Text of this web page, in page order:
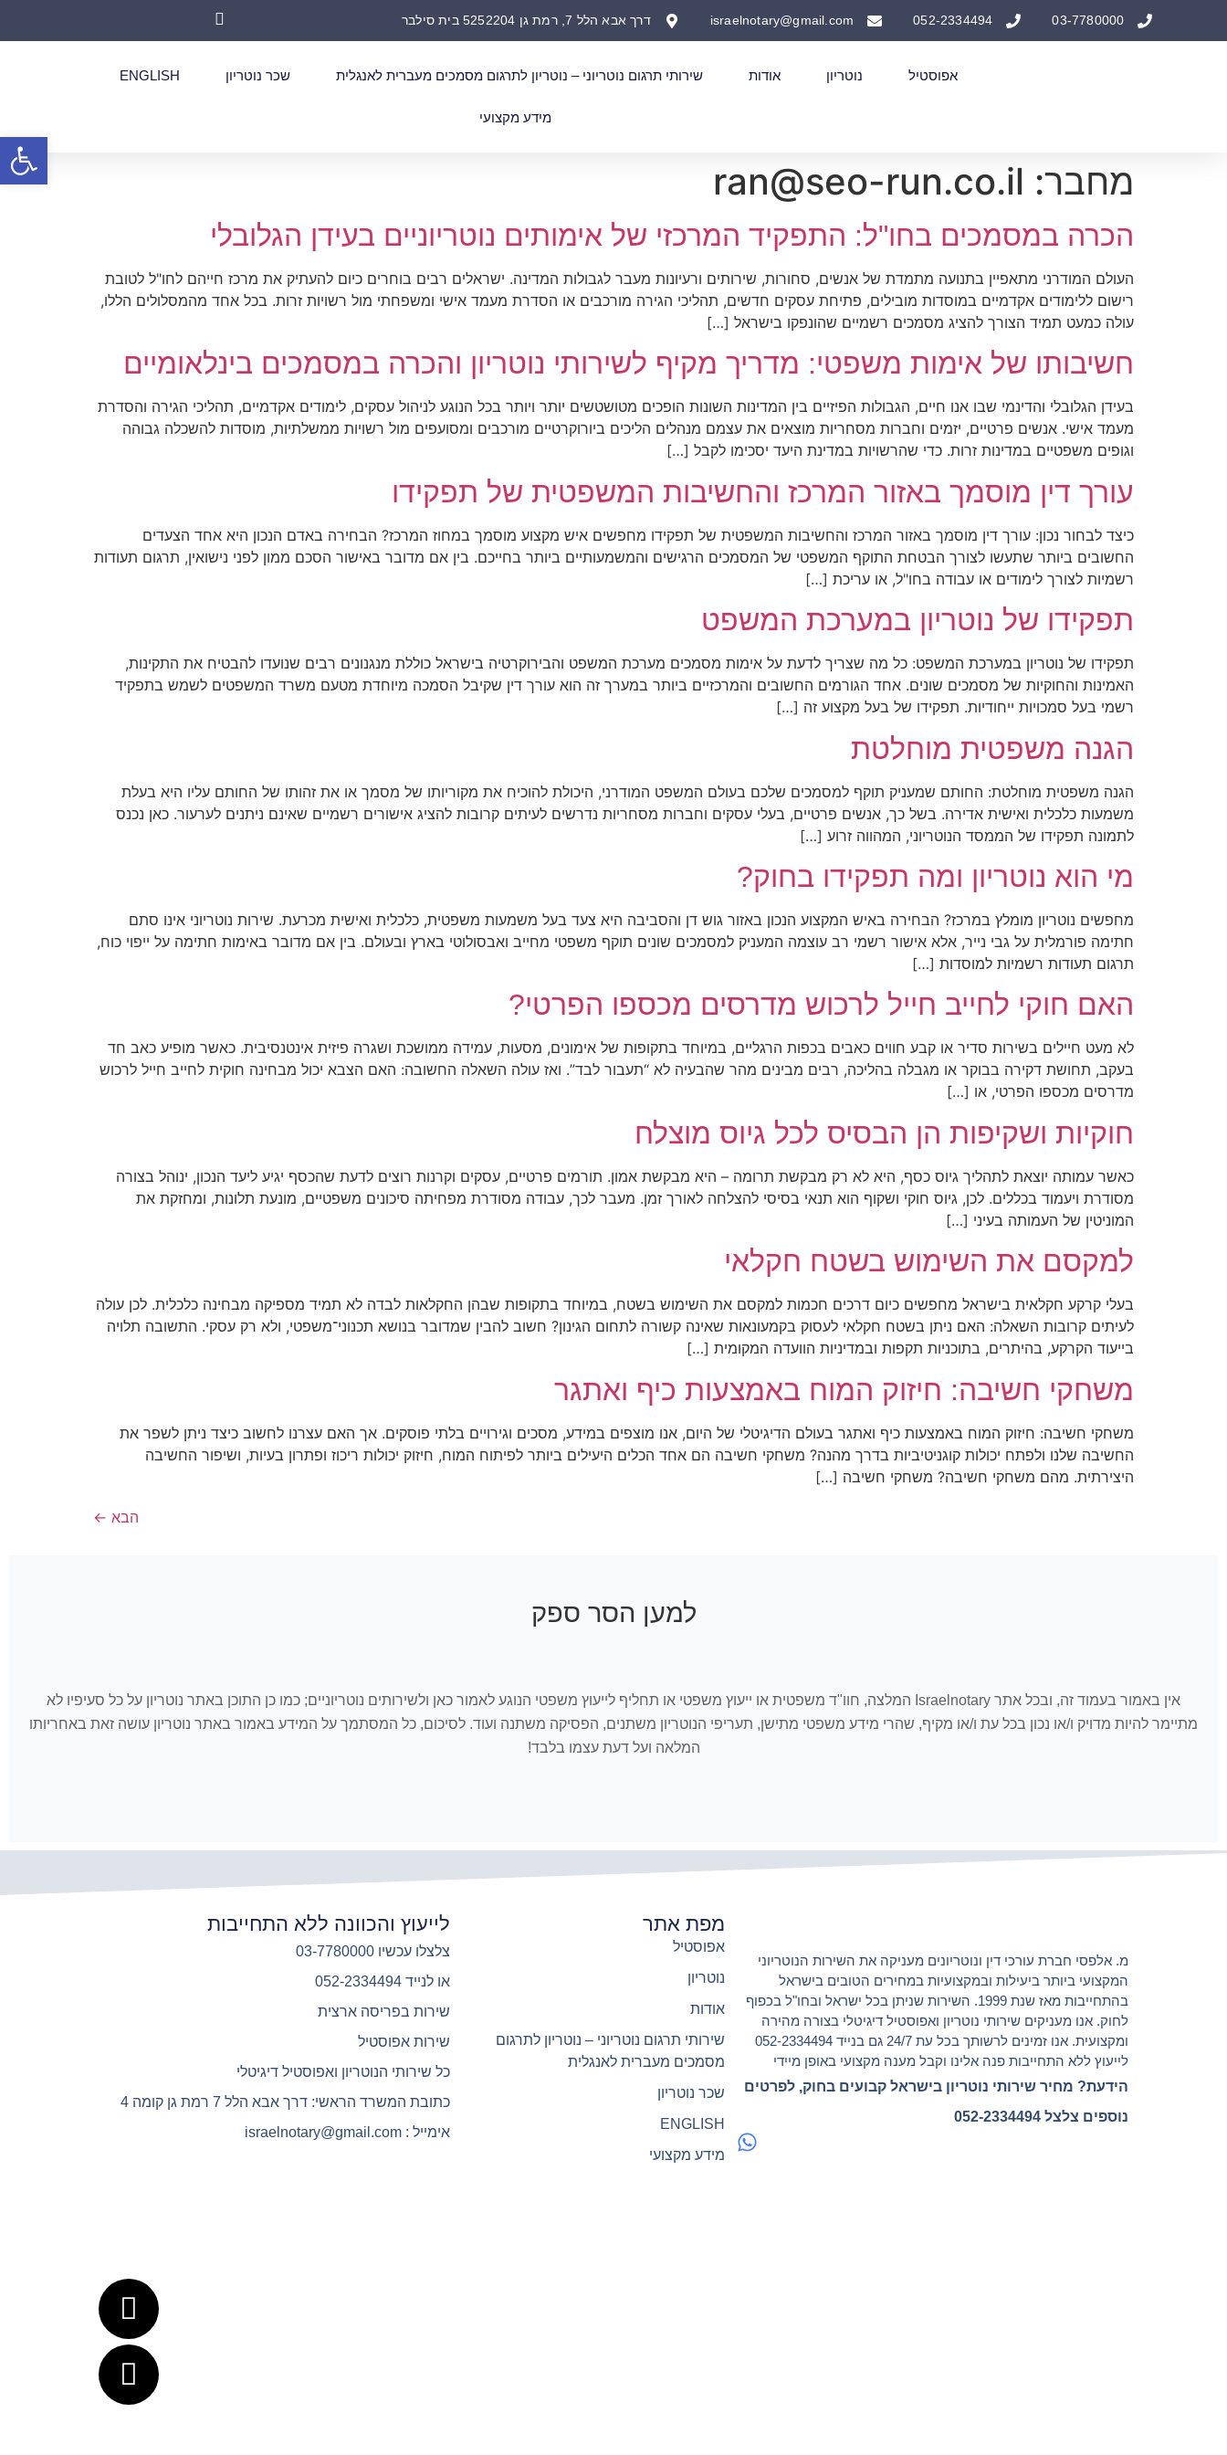
03-7780000
052-2334494
israelnotary@gmail.com דרך אבא הלל 7, רמת גן 5252204 בית סילבר
אפוסטיל נוטריון אודות שירותי תרגום נוטריוני – נוטריון לתרגום מסמכים מעברית לאנגלית שכר נוטריון ENGLISH
מידע מקצועי
מחבר: ran@seo-run.co.il
הכרה במסמכים בחו"ל: התפקיד המרכזי של אימותים נוטריוניים בעידן הגלובלי
העולם המודרני מתאפיין בתנועה מתמדת של אנשים, סחורות, שירותים ורעיונות מעבר לגבולות המדינה. ישראלים רבים בוחרים כיום להעתיק את מרכז חייהם לחו"ל לטובת
רישום ללימודים אקדמיים במוסדות מובילים, פתיחת עסקים חדשים, תהליכי הגירה מורכבים או הסדרת מעמד אישי ומשפחתי מול רשויות זרות. בכל אחד מהמסלולים הללו,
עולה כמעט תמיד הצורך להציג מסמכים רשמיים שהונפקו בישראל […]
חשיבותו של אימות משפטי: מדריך מקיף לשירותי נוטריון והכרה במסמכים בינלאומיים
בעידן הגלובלי והדינמי שבו אנו חיים, הגבולות הפיזיים בין המדינות השונות הופכים מטושטשים יותר ויותר בכל הנוגע לניהול עסקים, לימודים אקדמיים, תהליכי הגירה והסדרת
מעמד אישי. אנשים פרטיים, יזמים וחברות מסחריות מוצאים את עצמם מנהלים הליכים ביורוקרטיים מורכבים ומסועפים מול רשויות ממשלתיות, מוסדות להשכלה גבוהה
וגופים משפטיים במדינות זרות. כדי שהרשויות במדינת היעד יסכימו לקבל […]
עורך דין מוסמך באזור המרכז והחשיבות המשפטית של תפקידו
כיצד לבחור נכון: עורך דין מוסמך באזור המרכז והחשיבות המשפטית של תפקידו מחפשים איש מקצוע מוסמך במחוז המרכז? הבחירה באדם הנכון היא אחד הצעדים
החשובים ביותר שתעשו לצורך הבטחת התוקף המשפטי של המסמכים הרגישים והמשמעותיים ביותר בחייכם. בין אם מדובר באישור הסכם ממון לפני נישואין, תרגום תעודות
רשמיות לצורך לימודים או עבודה בחו"ל, או עריכת […]
תפקידו של נוטריון במערכת המשפט
תפקידו של נוטריון במערכת המשפט: כל מה שצריך לדעת על אימות מסמכים מערכת המשפט והבירוקרטיה בישראל כוללת מנגנונים רבים שנועדו להבטיח את התקינות,
האמינות והחוקיות של מסמכים שונים. אחד הגורמים החשובים והמרכזיים ביותר במערך זה הוא עורך דין שקיבל הסמכה מיוחדת מטעם משרד המשפטים לשמש בתפקיד
רשמי בעל סמכויות ייחודיות. תפקידו של בעל מקצוע זה […]
הגנה משפטית מוחלטת
הגנה משפטית מוחלטת: החותם שמעניק תוקף למסמכים שלכם בעולם המשפט המודרני, היכולת להוכיח את מקוריותו של מסמך או את זהותו של החותם עליו היא בעלת
משמעות כלכלית ואישית אדירה. בשל כך, אנשים פרטיים, בעלי עסקים וחברות מסחריות נדרשים לעיתים קרובות להציג אישורים רשמיים שאינם ניתנים לערעור. כאן נכנס
לתמונה תפקידו של הממסד הנוטריוני, המהווה זרוע […]
מי הוא נוטריון ומה תפקידו בחוק?
מחפשים נוטריון מומלץ במרכז? הבחירה באיש המקצוע הנכון באזור גוש דן והסביבה היא צעד בעל משמעות משפטית, כלכלית ואישית מכרעת. שירות נוטריוני אינו סתם
חתימה פורמלית על גבי נייר, אלא אישור רשמי רב עוצמה המעניק למסמכים שונים תוקף משפטי מחייב ואבסולוטי בארץ ובעולם. בין אם מדובר באימות חתימה על ייפוי כוח,
תרגום תעודות רשמיות למוסדות […]
האם חוקי לחייב חייל לרכוש מדרסים מכספו הפרטי?
לא מעט חיילים בשירות סדיר או קבע חווים כאבים בכפות הרגליים, במיוחד בתקופות של אימונים, מסעות, עמידה ממושכת ושגרה פיזית אינטנסיבית. כאשר מופיע כאב חד
בעקב, תחושת דקירה בבוקר או מגבלה בהליכה, רבים מבינים מהר שהבעיה לא “תעבור לבד”. ואז עולה השאלה החשובה: האם הצבא יכול מבחינה חוקית לחייב חייל לרכוש
מדרסים מכספו הפרטי, או […]
חוקיות ושקיפות הן הבסיס לכל גיוס מוצלח
כאשר עמותה יוצאת לתהליך גיוס כסף, היא לא רק מבקשת תרומה – היא מבקשת אמון. תורמים פרטיים, עסקים וקרנות רוצים לדעת שהכסף יגיע ליעד הנכון, ינוהל בצורה
מסודרת ויעמוד בכללים. לכן, גיוס חוקי ושקוף הוא תנאי בסיסי להצלחה לאורך זמן. מעבר לכך, עבודה מסודרת מפחיתה סיכונים משפטיים, מונעת תלונות, ומחזקת את
המוניטין של העמותה בעיני […]
למקסם את השימוש בשטח חקלאי
בעלי קרקע חקלאית בישראל מחפשים כיום דרכים חכמות למקסם את השימוש בשטח, במיוחד בתקופות שבהן החקלאות לבדה לא תמיד מספיקה מבחינה כלכלית. לכן עולה
לעיתים קרובות השאלה: האם ניתן בשטח חקלאי לעסוק בקמעונאות שאינה קשורה לתחום הגינון? חשוב להבין שמדובר בנושא תכנוני־משפטי, ולא רק עסקי. התשובה תלויה
בייעוד הקרקע, בהיתרים, בתוכניות תקפות ובמדיניות הוועדה המקומית […]
משחקי חשיבה: חיזוק המוח באמצעות כיף ואתגר
משחקי חשיבה: חיזוק המוח באמצעות כיף ואתגר בעולם הדיגיטלי של היום, אנו מוצפים במידע, מסכים וגירויים בלתי פוסקים. אך האם עצרנו לחשוב כיצד ניתן לשפר את
החשיבה שלנו ולפתח יכולות קוגניטיביות בדרך מהנה? משחקי חשיבה הם אחד הכלים היעילים ביותר לפיתוח המוח, חיזוק יכולות ריכוז ופתרון בעיות, ושיפור החשיבה
היצירתית. מהם משחקי חשיבה? משחקי חשיבה […]
הבא ←
למען הסר ספק
אין באמור בעמוד זה, ובכל אתר Israelnotary המלצה, חוו"ד משפטית או ייעוץ משפטי או תחליף לייעוץ משפטי הנוגע לאמור כאן ולשירותים נוטריוניים; כמו כן התוכן באתר נוטריון על כל סעיפיו לא
מתיימר להיות מדויק ו/או נכון בכל עת ו/או מקיף, שהרי מידע משפטי מתישן, תעריפי הנוטריון משתנים, הפסיקה משתנה ועוד. לסיכום, כל המסתמך על המידע באמור באתר נוטריון עושה זאת באחריותו
המלאה ועל דעת עצמו בלבד!
מ. אלפסי חברת עורכי דין ונוטריונים מעניקה את השירות הנוטריוני
המקצועי ביותר ביעילות ובמקצועיות במחירים הטובים בישראל
בהתחייבות מאז שנת 1999. השירות שניתן בכל ישראל ובחו"ל בכפוף
לחוק. אנו מעניקים שירותי נוטריון ואפוסטיל דיגיטלי בצורה מהירה
ומקצועית. אנו זמינים לרשותך בכל עת 24/7 גם בנייד 052-2334494
לייעוץ ללא התחייבות פנה אלינו וקבל מענה מקצועי באופן מיידי
הידעת? מחיר שירותי נוטריון בישראל קבועים בחוק, לפרטים
נוספים צלצל 052-2334494
מפת אתר
אפוסטיל
נוטריון
אודות
שירותי תרגום נוטריוני – נוטריון לתרגום
מסמכים מעברית לאנגלית
שכר נוטריון
ENGLISH
מידע מקצועי
לייעוץ והכוונה ללא התחייבות
צלצלו עכשיו 03-7780000
או לנייד 052-2334494
שירות בפריסה ארצית
שירות אפוסטיל
כל שירותי הנוטריון ואפוסטיל דיגיטלי
כתובת המשרד הראשי: דרך אבא הלל 7 רמת גן קומה 4
אימייל : israelnotary@gmail.com
פתח